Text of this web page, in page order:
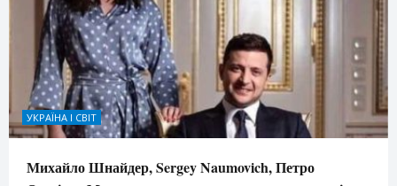
УКРАЇНА І СВІТ
Михайло Шнайдер, Sergey Naumovich, Петро